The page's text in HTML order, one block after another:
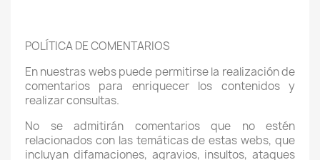
POLÍTICA DE COMENTARIOS
En nuestras webs puede permitirse la realización de
comentarios para enriquecer los contenidos y
realizar consultas.
No se admitirán comentarios que no estén
relacionados con las temáticas de estas webs, que
incluyan difamaciones, agravios, insultos, ataques